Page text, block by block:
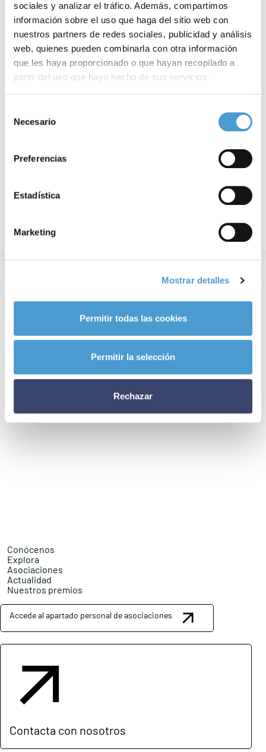
sociales y analizar el tráfico. Además, compartimos
información sobre el uso que haga del sitio web con
nuestros partners de redes sociales, publicidad y análisis
web, quienes pueden combinarla con otra información
que les haya proporcionado o que hayan recopilado a
partir del uso que haya hecho de sus servicios.
de cookies
Necesario
Preferencias
Estadística
Marketing
Mostrar detalles
Permitir todas las cookies
Permitir la selección
Rechazar
ARTÍCULOS
Conócenos
Explora
Asociaciones
Actualidad
Nuestros premios
Accede al apartado personal de asociaciones
Contacta con nosotros